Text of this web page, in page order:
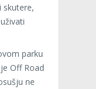
skutere,
parku
Off Road
ne